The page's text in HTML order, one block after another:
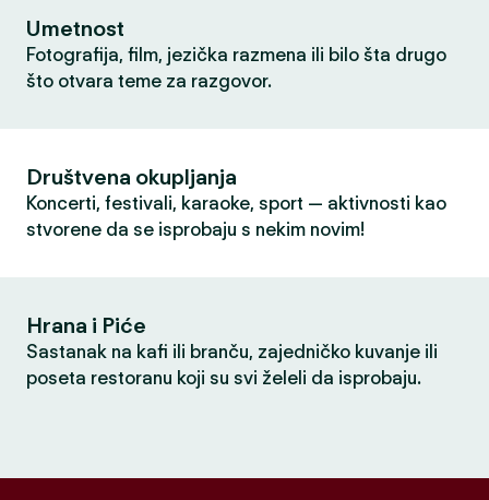
Umetnost
Fotografija, film, jezička razmena ili bilo šta drugo
što otvara teme za razgovor.
Društvena okupljanja
Koncerti, festivali, karaoke, sport — aktivnosti kao
stvorene da se isprobaju s nekim novim!
Hrana i Piće
Sastanak na kafi ili branču, zajedničko kuvanje ili
poseta restoranu koji su svi želeli da isprobaju.